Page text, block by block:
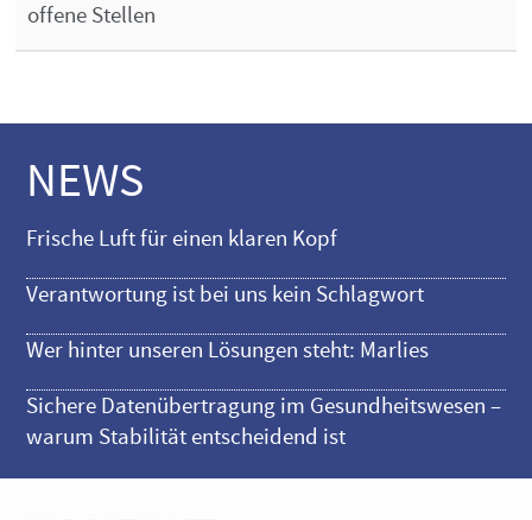
offene Stellen
NEWS
Frische Luft für einen klaren Kopf
Verantwortung ist bei uns kein Schlagwort
Wer hinter unseren Lösungen steht: Marlies
Sichere Datenübertragung im Gesundheitswesen –
warum Stabilität entscheidend ist